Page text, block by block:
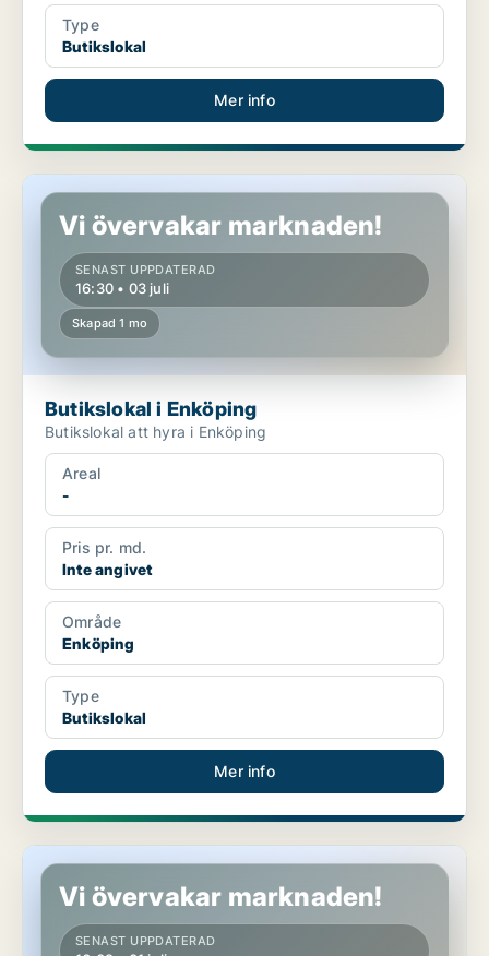
Type
Butikslokal
Mer info
Butikslokal i Enköping
Vi övervakar marknaden!
SENAST UPPDATERAD
16:30 • 03 juli
Skapad 1 mo
Butikslokal i Enköping
Butikslokal att hyra i Enköping
Areal
-
Pris pr. md.
Inte angivet
Område
Enköping
Type
Butikslokal
Mer info
Butikslokal i Enköping
Vi övervakar marknaden!
SENAST UPPDATERAD